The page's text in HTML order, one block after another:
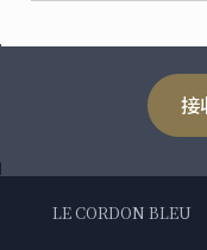
接
LE CORDON BLEU